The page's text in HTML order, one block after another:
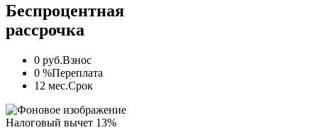
Беспроцентная
рассрочка
0 руб.Взнос
0 %Переплата
12 мес.Срок
Налоговый вычет 13%